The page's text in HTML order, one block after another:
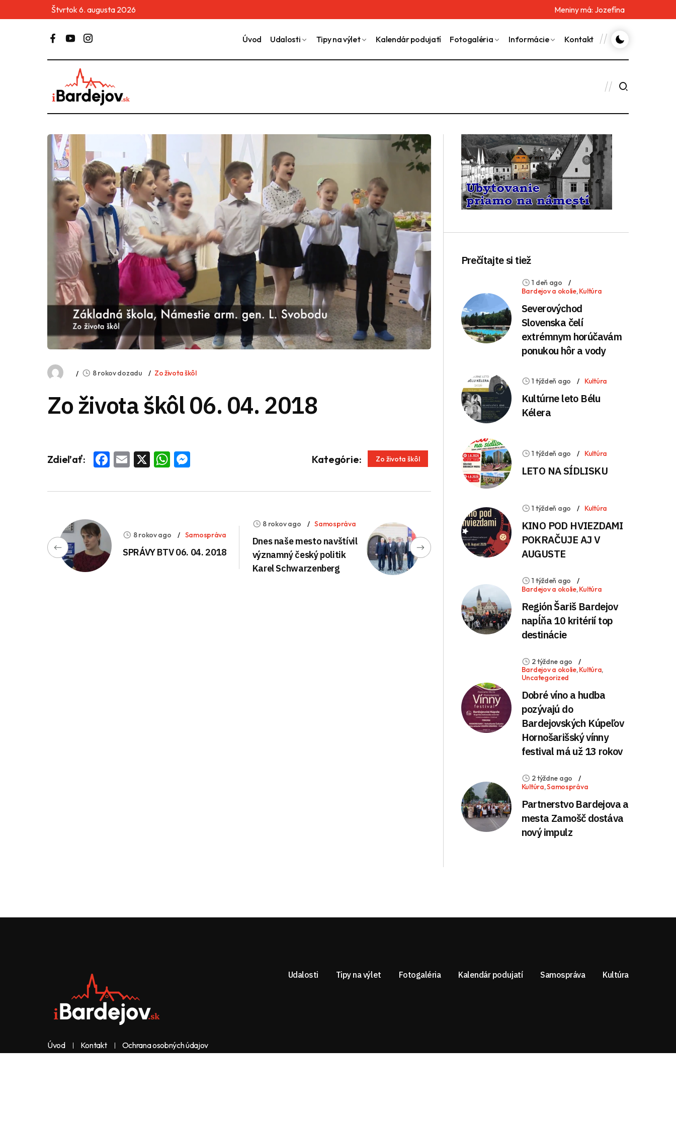
Štvrtok 6. augusta 2026 Meniny má: Jozefína
Úvod Udalosti Tipy na výlet Kalendár podujatí Fotogaléria Informácie Kontakt
8 rokov dozadu Zo života škôl
Zo života škôl 06. 04. 2018
Zdieľať: Facebook
Email
X WhatsApp
Messenger Kategórie: Zo života škôl
8 rokov ago Samospráva
SPRÁVY BTV 06. 04. 2018
8 rokov ago Samospráva
Dnes naše mesto navštívil
významný český politik
Karel Schwarzenberg
Prečítajte si tiež
1 deň ago
Bardejov a okolie,Kultúra
Severovýchod
Slovenska čelí
extrémnym horúčavám
ponukou hôr a vody
1 týždeň ago Kultúra
Kultúrne leto Bélu
Kélera
1 týždeň ago Kultúra
LETO NA SÍDLISKU
1 týždeň ago Kultúra
KINO POD HVIEZDAMI
POKRAČUJE AJ V
AUGUSTE
1 týždeň ago
Bardejov a okolie,Kultúra
Región Šariš Bardejov
napĺňa 10 kritérií top
destinácie
2 týždne ago
Bardejov a okolie,Kultúra,
Uncategorized
Dobré víno a hudba
pozývajú do
Bardejovských Kúpeľov
Hornošarišský vínny
festival má už 13 rokov
2 týždne ago
Kultúra,Samospráva
Partnerstvo Bardejova a
mesta Zamošč dostáva
nový impulz
Úvod Kontakt Ochrana osobných údajov
Udalosti Tipy na výlet Fotogaléria Kalendár podujatí Samospráva Kultúra